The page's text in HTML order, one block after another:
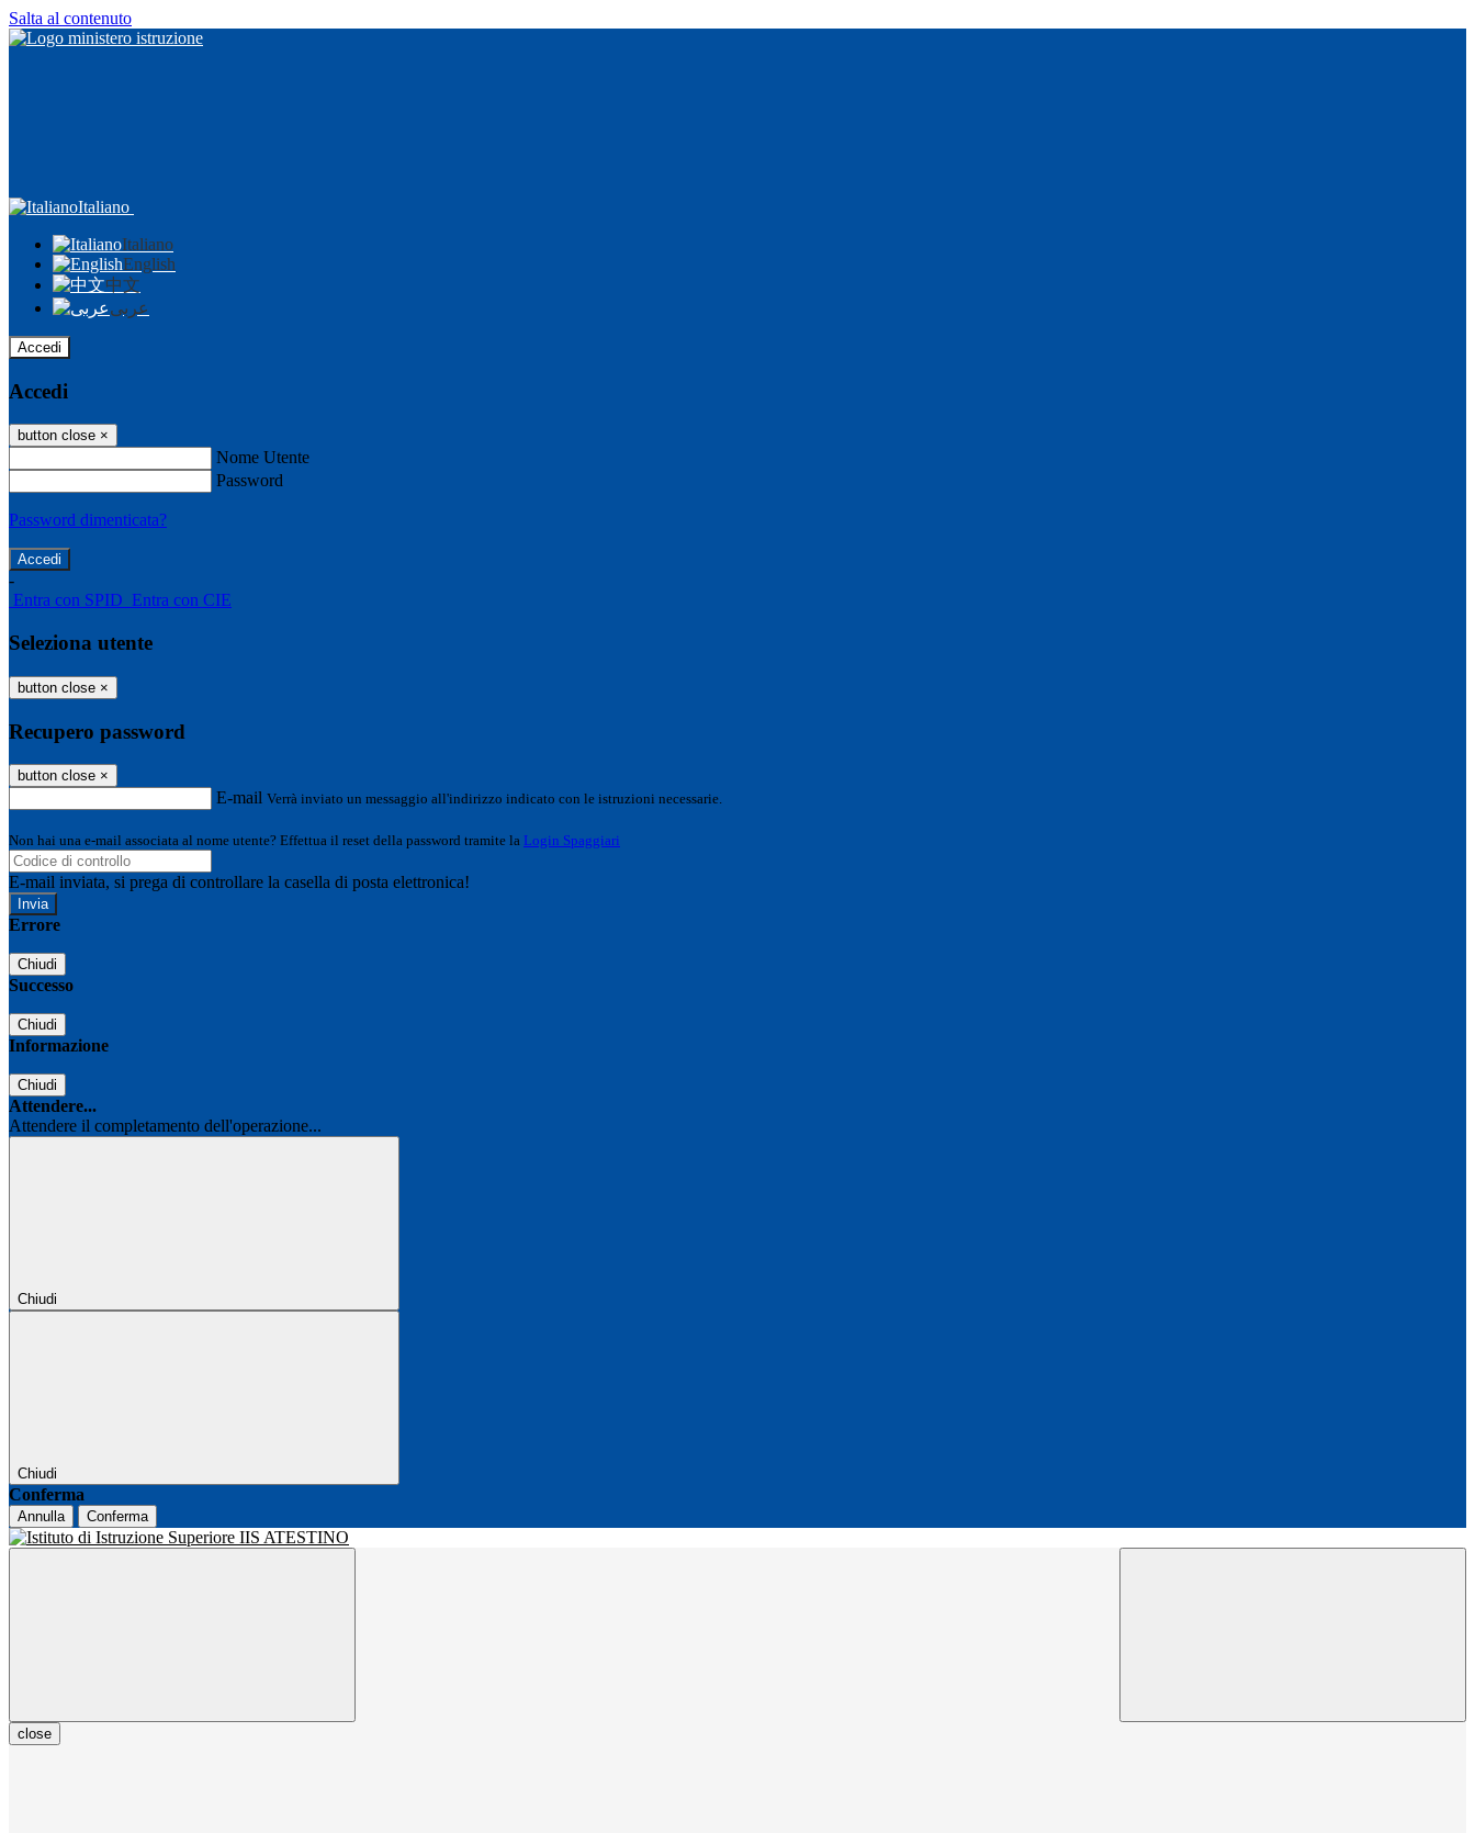
Salta al contenuto
Italiano
Italiano
English
中文
عربى
Accedi
Accedi
button close ×
Nome Utente
Password
Password dimenticata?
-
Entra con SPID Entra con CIE
Seleziona utente
button close ×
Recupero password
button close ×
E-mail Verrà inviato un messaggio all'indirizzo indicato con le istruzioni necessarie.
Non hai una e-mail associata al nome utente? Effettua il reset della password tramite la Login Spaggiari
E-mail inviata, si prega di controllare la casella di posta elettronica!
Errore
Chiudi
Successo
Chiudi
Informazione
Chiudi
Attendere...
Attendere il completamento dell'operazione...
Chiudi
Chiudi
Conferma
Annulla Conferma
close